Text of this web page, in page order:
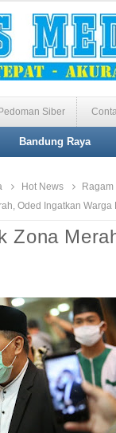
Pedoman Siber
Bandung Raya
Hot News
Ragam
Oded Ingatkan Warga
Zona